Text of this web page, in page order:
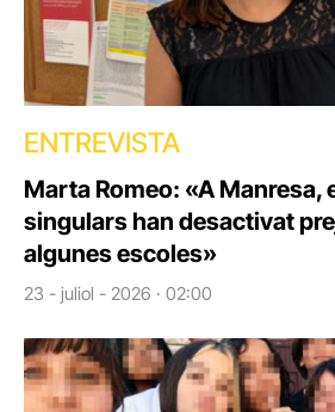
ENTREVISTA
Marta Romeo: «A Manresa,
singulars han desactivat
algunes escoles»
23 - juliol - 2026 · 02:00